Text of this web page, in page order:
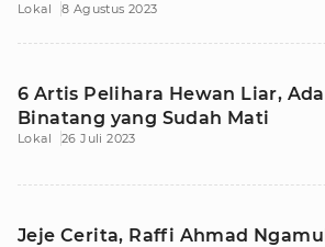
Lokal 8 Agustus 2023
6 Artis Pelihara Hewan Liar,
Binatang yang Sudah Mati
Lokal 26 Juli 2023
Jeje Cerita, Raffi Ahmad